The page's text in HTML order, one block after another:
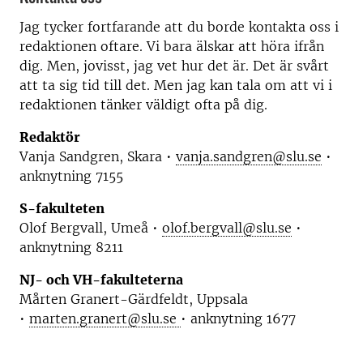
Jag tycker fortfarande att du borde kontakta oss i
redaktionen oftare. Vi bara älskar att höra ifrån
dig. Men, jovisst, jag vet hur det är. Det är svårt
att ta sig tid till det. Men jag kan tala om att vi i
redaktionen tänker väldigt ofta på dig.
Redaktör
Vanja Sandgren, Skara • vanja.sandgren@slu.se •
anknytning 7155
S-fakulteten
Olof Bergvall, Umeå • olof.bergvall@slu.se •
anknytning 8211
NJ- och VH-fakulteterna
Mårten Granert-Gärdfeldt, Uppsala
• marten.granert@slu.se • anknytning 1677